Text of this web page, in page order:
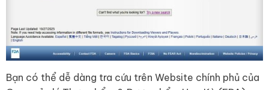
Bạn có thể dễ dàng tra cứu trên Website chính phủ của